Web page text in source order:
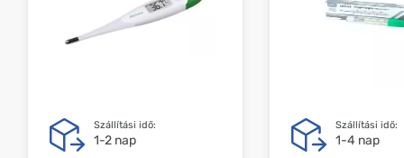
Szállítási idő:
1-2 nap
Szállítási idő:
1-4 nap